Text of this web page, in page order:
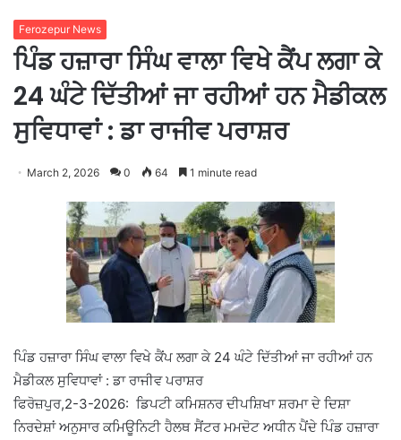
Ferozepur News
ਪਿੰਡ ਹਜ਼ਾਰਾ ਸਿੰਘ ਵਾਲਾ ਵਿਖੇ ਕੈਂਪ ਲਗਾ ਕੇ
24 ਘੰਟੇ ਦਿੱਤੀਆਂ ਜਾ ਰਹੀਆਂ ਹਨ ਮੈਡੀਕਲ
ਸੁਵਿਧਾਵਾਂ : ਡਾ ਰਾਜੀਵ ਪਰਾਸ਼ਰ
March 2, 2026 0 64 1 minute read
ਪਿੰਡ ਹਜ਼ਾਰਾ ਸਿੰਘ ਵਾਲਾ ਵਿਖੇ ਕੈਂਪ ਲਗਾ ਕੇ 24 ਘੰਟੇ ਦਿੱਤੀਆਂ ਜਾ ਰਹੀਆਂ ਹਨ
ਮੈਡੀਕਲ ਸੁਵਿਧਾਵਾਂ : ਡਾ ਰਾਜੀਵ ਪਰਾਸ਼ਰ
ਫਿਰੋਜ਼ਪੁਰ,2-3-2026: ਡਿਪਟੀ ਕਮਿਸ਼ਨਰ ਦੀਪਸ਼ਿਖਾ ਸ਼ਰਮਾ ਦੇ ਦਿਸ਼ਾ
ਨਿਰਦੇਸ਼ਾਂ ਅਨੁਸਾਰ ਕਮਿਊਨਿਟੀ ਹੈਲਥ ਸੈਂਟਰ ਮਮਦੋਟ ਅਧੀਨ ਪੈਂਦੇ ਪਿੰਡ ਹਜ਼ਾਰਾ